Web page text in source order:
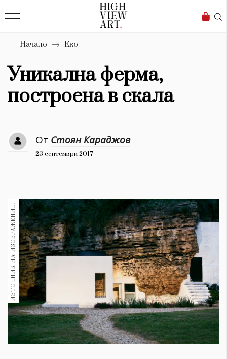
Бизнес
Мода
Dialogue
Изкуство
4340
Красота
777
Книги 1188
30+ 1970
Гурме 1710
Пътувай
237
Здраве 389
Начало Еко
Уникална ферма,
построена в скала
От Стоян Караджов
23 септември 2017
ИЗТОЧНИК НА ИЗОБРАЖЕНИЕ: